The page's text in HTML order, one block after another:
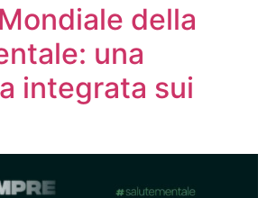
della
una
integrata sui